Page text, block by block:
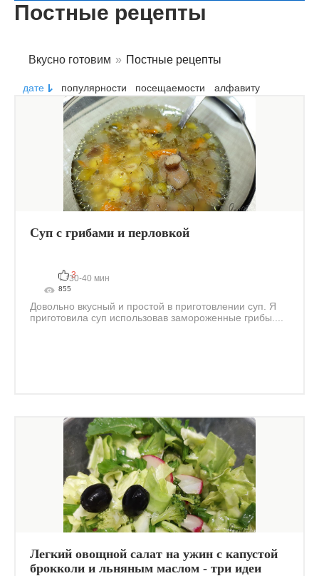
Постные рецепты
Вкусно готовим » Постные рецепты
дате популярности посещаемости алфавиту
Суп с грибами и перловкой
3
30-40 мин
855
Довольно вкусный и простой в приготовлении суп. Я
приготовила суп использовав замороженные грибы....
Легкий овощной салат на ужин с капустой
брокколи и льняным маслом - три идеи